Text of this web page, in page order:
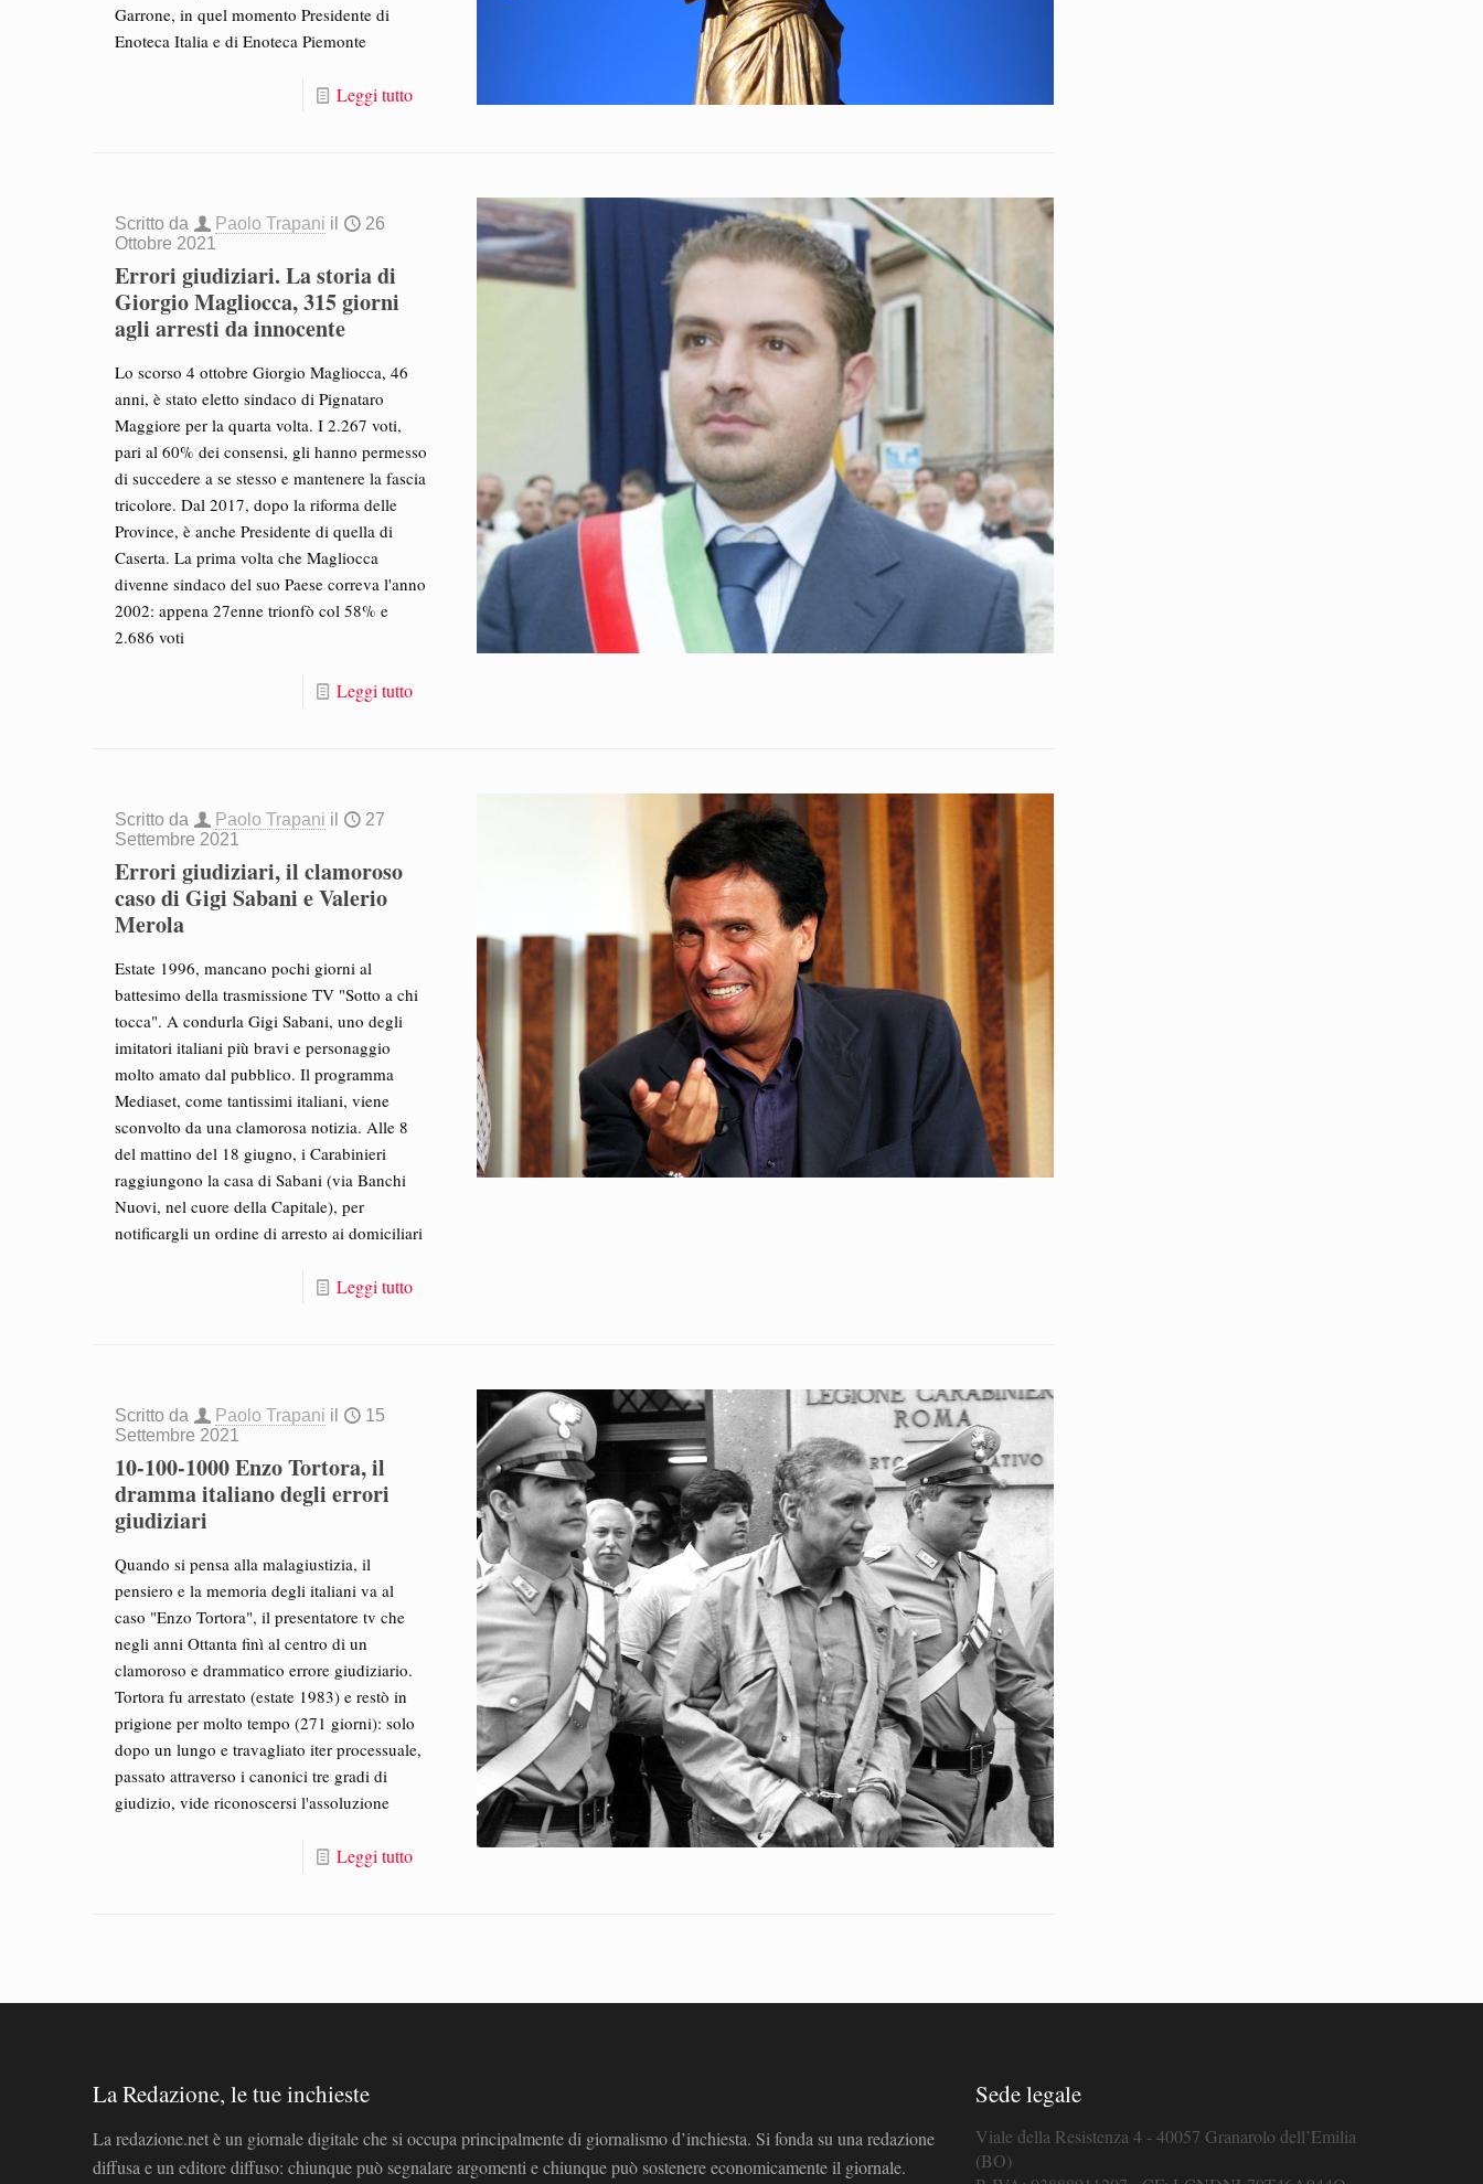
Garrone, in quel momento Presidente di
Enoteca Italia e di Enoteca Piemonte
Leggi tutto
Scritto da Paolo Trapani il
26
Ottobre 2021
Errori giudiziari. La storia di
Giorgio Magliocca, 315 giorni
agli arresti da innocente
Lo scorso 4 ottobre Giorgio Magliocca, 46
anni, è stato eletto sindaco di Pignataro
Maggiore per la quarta volta. I 2.267 voti,
pari al 60% dei consensi, gli hanno permesso
di succedere a se stesso e mantenere la fascia
tricolore. Dal 2017, dopo la riforma delle
Province, è anche Presidente di quella di
Caserta. La prima volta che Magliocca
divenne sindaco del suo Paese correva l'anno
2002: appena 27enne trionfò col 58% e
2.686 voti
Leggi tutto
Scritto da Paolo Trapani il
27
Settembre 2021
Errori giudiziari, il clamoroso
caso di Gigi Sabani e Valerio
Merola
Estate 1996, mancano pochi giorni al
battesimo della trasmissione TV "Sotto a chi
tocca". A condurla Gigi Sabani, uno degli
imitatori italiani più bravi e personaggio
molto amato dal pubblico. Il programma
Mediaset, come tantissimi italiani, viene
sconvolto da una clamorosa notizia. Alle 8
del mattino del 18 giugno, i Carabinieri
raggiungono la casa di Sabani (via Banchi
Nuovi, nel cuore della Capitale), per
notificargli un ordine di arresto ai domiciliari
Leggi tutto
Scritto da Paolo Trapani il
15
Settembre 2021
10-100-1000 Enzo Tortora, il
dramma italiano degli errori
giudiziari
Quando si pensa alla malagiustizia, il
pensiero e la memoria degli italiani va al
caso "Enzo Tortora", il presentatore tv che
negli anni Ottanta finì al centro di un
clamoroso e drammatico errore giudiziario.
Tortora fu arrestato (estate 1983) e restò in
prigione per molto tempo (271 giorni): solo
dopo un lungo e travagliato iter processuale,
passato attraverso i canonici tre gradi di
giudizio, vide riconoscersi l'assoluzione
Leggi tutto
La Redazione, le tue inchieste
La redazione.net è un giornale digitale che si occupa principalmente di giornalismo d’inchiesta. Si fonda su una redazione
diffusa e un editore diffuso: chiunque può segnalare argomenti e chiunque può sostenere economicamente il giornale.
Sede legale
Viale della Resistenza 4 - 40057 Granarolo dell’Emilia
(BO)